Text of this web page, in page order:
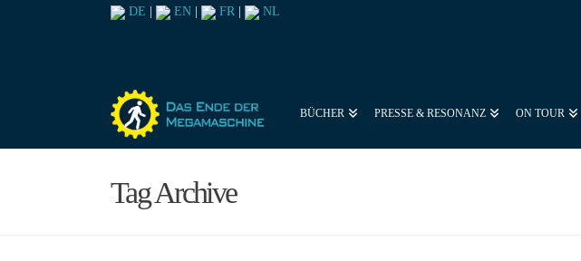
DE EN FR NL
BÜCHER PRESSE & RESONANZ ON TOUR
Tag Archive